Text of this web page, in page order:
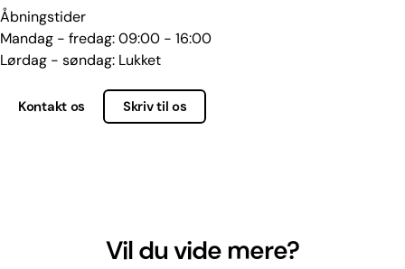
Åbningstider
Mandag - fredag: 09:00 - 16:00
Lørdag - søndag: Lukket
Kontakt os Skriv til os
Vil du vide mere?